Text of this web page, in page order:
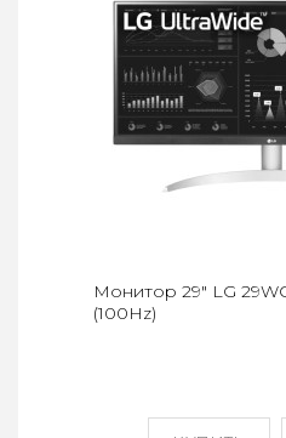
Монитор 29" LG
(100Hz)